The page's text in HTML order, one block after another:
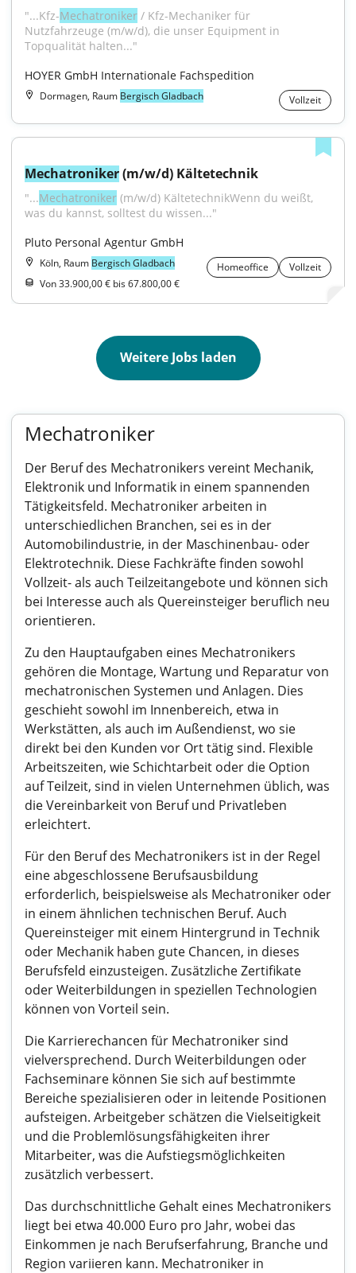
"...Kfz-Mechatroniker / Kfz-Mechaniker für
Nutzfahrzeuge (m/w/d), die unser Equipment in
Topqualität halten..."
HOYER GmbH Internationale Fachspedition
Dormagen, Raum Bergisch Gladbach Vollzeit
Mechatroniker (m/w/d) Kältetechnik
"...Mechatroniker (m/w/d) KältetechnikWenn du weißt,
was du kannst, solltest du wissen..."
Pluto Personal Agentur GmbH
Köln, Raum Bergisch Gladbach Homeoffice
Vollzeit
Von 33.900,00 € bis 67.800,00 €
Weitere Jobs laden
Mechatroniker
Der Beruf des Mechatronikers vereint Mechanik,
Elektronik und Informatik in einem spannenden
Tätigkeitsfeld. Mechatroniker arbeiten in
unterschiedlichen Branchen, sei es in der
Automobilindustrie, in der Maschinenbau- oder
Elektrotechnik. Diese Fachkräfte finden sowohl
Vollzeit- als auch Teilzeitangebote und können sich
bei Interesse auch als Quereinsteiger beruflich neu
orientieren.
Zu den Hauptaufgaben eines Mechatronikers
gehören die Montage, Wartung und Reparatur von
mechatronischen Systemen und Anlagen. Dies
geschieht sowohl im Innenbereich, etwa in
Werkstätten, als auch im Außendienst, wo sie
direkt bei den Kunden vor Ort tätig sind. Flexible
Arbeitszeiten, wie Schichtarbeit oder die Option
auf Teilzeit, sind in vielen Unternehmen üblich, was
die Vereinbarkeit von Beruf und Privatleben
erleichtert.
Für den Beruf des Mechatronikers ist in der Regel
eine abgeschlossene Berufsausbildung
erforderlich, beispielsweise als Mechatroniker oder
in einem ähnlichen technischen Beruf. Auch
Quereinsteiger mit einem Hintergrund in Technik
oder Mechanik haben gute Chancen, in dieses
Berufsfeld einzusteigen. Zusätzliche Zertifikate
oder Weiterbildungen in speziellen Technologien
können von Vorteil sein.
Die Karrierechancen für Mechatroniker sind
vielversprechend. Durch Weiterbildungen oder
Fachseminare können Sie sich auf bestimmte
Bereiche spezialisieren oder in leitende Positionen
aufsteigen. Arbeitgeber schätzen die Vielseitigkeit
und die Problemlösungsfähigkeiten ihrer
Mitarbeiter, was die Aufstiegsmöglichkeiten
zusätzlich verbessert.
Das durchschnittliche Gehalt eines Mechatronikers
liegt bei etwa 40.000 Euro pro Jahr, wobei das
Einkommen je nach Berufserfahrung, Branche und
Region variieren kann. Mechatroniker in